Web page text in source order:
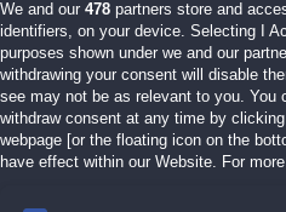
an Tower-Defense-
sehr kleinen Inventar und aktualisiere
und verbessern ihr Inventar,
und dein taktisches Denken zu
Ägyptens
We and our 478 partners store and
identifiers, on your device. Selecting I
purposes shown under we and our
withdrawing your consent will disable
see may not be as relevant to you. You
withdraw consent at any time by
webpage [or the floating icon on the
have effect within our Website. For